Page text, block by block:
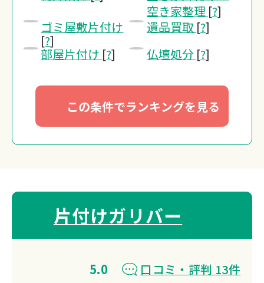
無料・24時間受付
Webで無料見積り
空き家整理 [?]
ゴミ屋敷片付け
[?]
遺品買取 [?]
部屋片付け [?] 仏壇処分 [?]
この条件でランキングを見る
片付けガリバー
5.0
口コミ・評判 13件